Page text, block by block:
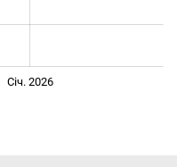
Січ. 2026